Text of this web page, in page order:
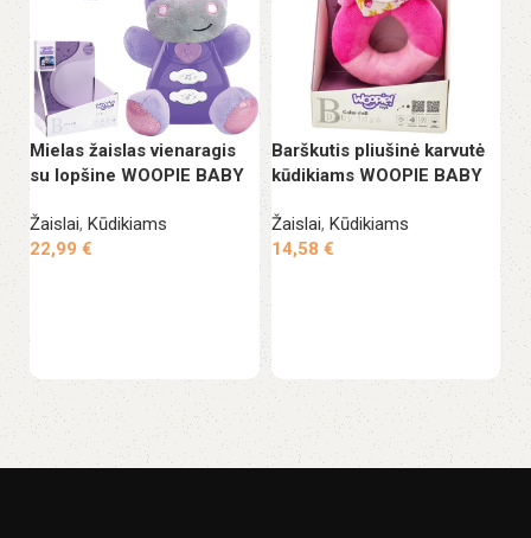
Mielas žaislas vienaragis
su lopšine WOOPIE BABY
Žaislai, Kūdikiams
22,99 €
Barškutis pliušinė karvutė
kūdikiams WOOPIE BABY
Žaislai, Kūdikiams
14,58 €